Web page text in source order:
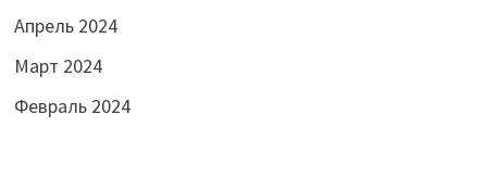
Апрель 2024
Март 2024
Февраль 2024